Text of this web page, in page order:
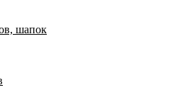
шапок